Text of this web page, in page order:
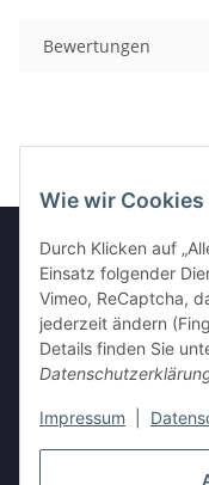
Wie wir Cookies
Durch Klicken auf
Einsatz folgender
Vimeo, ReCaptcha,
jederzeit ändern
Details finden Sie
Impressum
Bewertungen
GESETZLICHE
INFORMATIONEN